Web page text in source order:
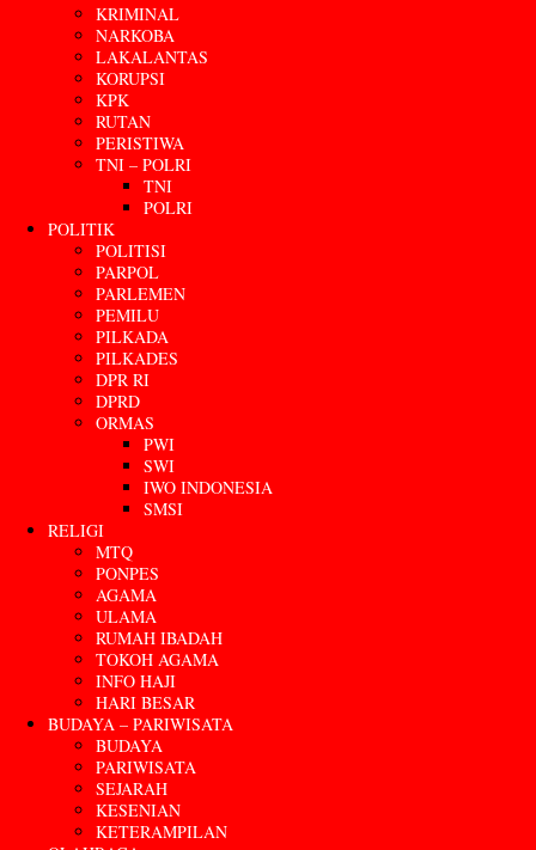
KRIMINAL
NARKOBA
LAKALANTAS
KORUPSI
KPK
RUTAN
PERISTIWA
TNI – POLRI
TNI
POLRI
POLITIK
POLITISI
PARPOL
PARLEMEN
PEMILU
PILKADA
PILKADES
DPR RI
DPRD
ORMAS
PWI
SWI
IWO INDONESIA
SMSI
RELIGI
MTQ
PONPES
AGAMA
ULAMA
RUMAH IBADAH
TOKOH AGAMA
INFO HAJI
HARI BESAR
BUDAYA – PARIWISATA
BUDAYA
PARIWISATA
SEJARAH
KESENIAN
KETERAMPILAN